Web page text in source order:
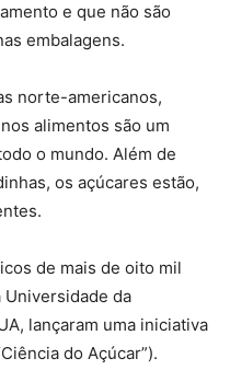
e que não são
embalagens.
norte-americanos,
alimentos são um
o mundo. Além de
os açúcares estão,
de mais de oito mil
da
lançaram uma iniciativa
do Açúcar”).